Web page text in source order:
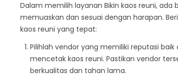
Dalam memilih layanan Bikin kaos reuni,
memuaskan dan sesuai dengan harapan.
kaos reuni yang tepat:
Pilihlah vendor yang memiliki reputasi
mencetak kaos reuni. Pastikan vendor
berkualitas dan tahan lama.